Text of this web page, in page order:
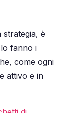
strategia, è
fanno i
come ogni
attivo e in